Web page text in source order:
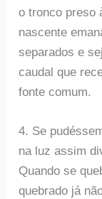
o tronco preso
nascente
separados e
caudal que
fonte comum.
4. Se
na luz assim
Quando se
quebrado já